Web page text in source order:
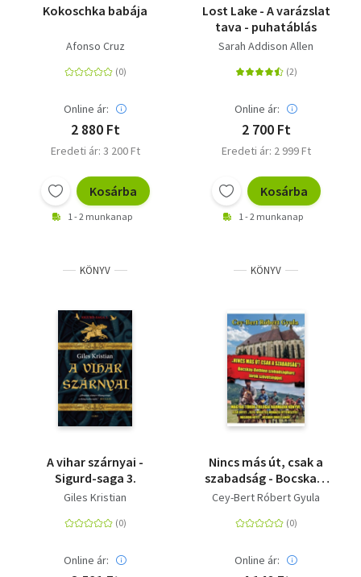
Kokoschka babája
Afonso Cruz
Online ár:
2 880 Ft
Eredeti ár: 3 200 Ft
Kosárba
1 - 2 munkanap
Lost Lake - A varázslat
tava - puhatáblás
Sarah Addison Allen
Online ár:
2 700 Ft
Eredeti ár: 2 999 Ft
Kosárba
1 - 2 munkanap
KÖNYV
A vihar szárnyai -
Sigurd-saga 3.
Giles Kristian
Online ár:
KÖNYV
Nincs más út, csak a
szabadság - Bocskay-
Bethlen
szövetséggel
Cey-Bert Róbert Gyula
Online ár: